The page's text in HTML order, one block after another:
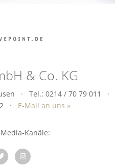
& Co. KG
· Tel.: 0214 / 70 79 011 ·
· E-Mail an uns »
Kanäle: